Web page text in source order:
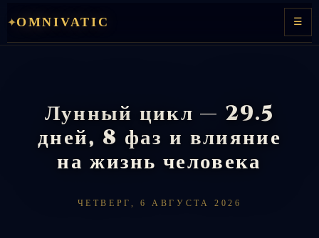
Перейти
к
✦OMNIVATIC ☰
Лунный цикл — 29.5
дней, 8 фаз и влияние
на жизнь человека
ЧЕТВЕРГ, 6 АВГУСТА 2026